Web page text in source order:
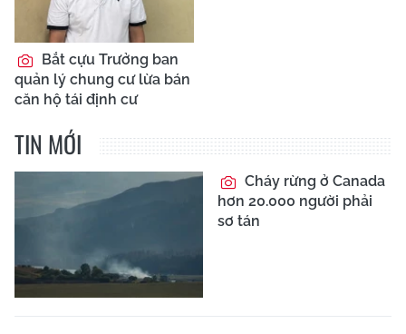
Bắt cựu Trưởng ban
quản lý chung cư lừa bán
căn hộ tái định cư
TIN MỚI
Cháy rừng ở Canada
hơn 20.000 người phải
sơ tán